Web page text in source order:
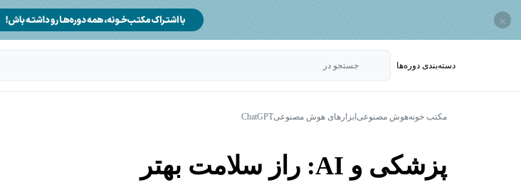
×
دسته‌بندی‌ دوره‌ها جستجو در
مکتب خونههوش مصنوعی ابزارهای هوش مصنوعیChatGPT
پزشکی و AI: راز سلامت بهتر